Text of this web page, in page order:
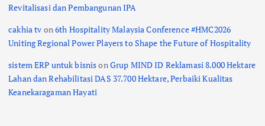
Revitalisasi dan Pembangunan IPA
cakhia tv on6th Hospitality Malaysia Conference #HMC2026
Uniting Regional Power Players to Shape the Future of Hospitality
sistem ERP untuk bisnisonGrup MIND ID Reklamasi 8.000 Hektare
Lahan dan Rehabilitasi DAS 37.700 Hektare, Perbaiki Kualitas
Keanekaragaman Hayati